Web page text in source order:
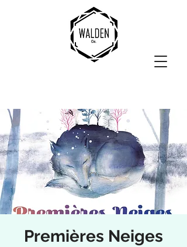
Premières Neiges